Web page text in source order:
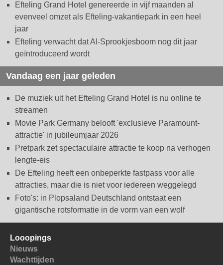
Efteling Grand Hotel genereerde in vijf maanden al
evenveel omzet als Efteling-vakantiepark in een heel
jaar
Efteling verwacht dat AI-Sprookjesboom nog dit jaar
geïntroduceerd wordt
Vandaag een jaar geleden
De muziek uit het Efteling Grand Hotel is nu online te
streamen
Movie Park Germany belooft 'exclusieve Paramount-
attractie' in jubileumjaar 2026
Pretpark zet spectaculaire attractie te koop na verhogen
lengte-eis
De Efteling heeft een onbeperkte fastpass voor alle
attracties, maar die is niet voor iedereen weggelegd
Foto's: in Plopsaland Deutschland ontstaat een
gigantische rotsformatie in de vorm van een wolf
Looopings
Nieuws
Wachttijden